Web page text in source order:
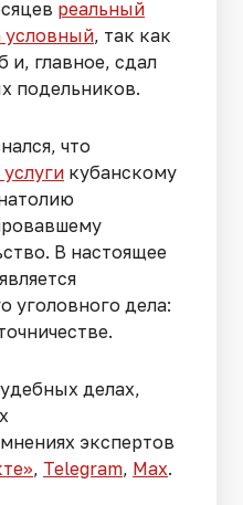
реальный
условный, так как
и, главное, сдал
подельников.
что
кубанскому
В настоящее
уголовного дела:
делах,
экспертов
, Telegram, Мах.